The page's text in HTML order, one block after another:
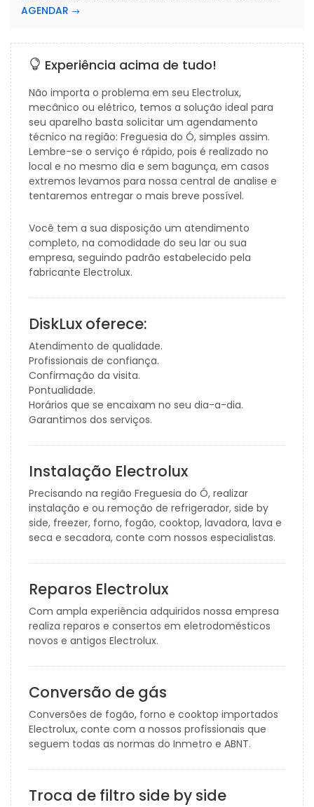
AGENDAR
Experiência acima de tudo!
Não importa o problema em seu Electrolux,
mecânico ou elétrico, temos a solução ideal para
seu aparelho basta solicitar um agendamento
técnico na região: Freguesia do Ó, simples assim.
Lembre-se o serviço é rápido, pois é realizado no
local e no mesmo dia e sem bagunça, em casos
extremos levamos para nossa central de analise e
tentaremos entregar o mais breve possível.
Você tem a sua disposição um atendimento
completo, na comodidade do seu lar ou sua
empresa, seguindo padrão estabelecido pela
fabricante Electrolux.
DiskLux oferece:
Atendimento de qualidade.
Profissionais de confiança.
Confirmação da visita.
Pontualidade.
Horários que se encaixam no seu dia-a-dia.
Garantimos dos serviços.
Instalação Electrolux
Precisando na região Freguesia do Ó, realizar
instalação e ou remoção de refrigerador, side by
side, freezer, forno, fogão, cooktop, lavadora, lava e
seca e secadora, conte com nossos especialistas.
Reparos Electrolux
Com ampla experiência adquiridos nossa empresa
realiza reparos e consertos em eletrodomésticos
novos e antigos Electrolux.
Conversão de gás
Conversões de fogão, forno e cooktop importados
Electrolux, conte com a nossos profissionais que
seguem todas as normas do Inmetro e ABNT.
Troca de filtro side by side